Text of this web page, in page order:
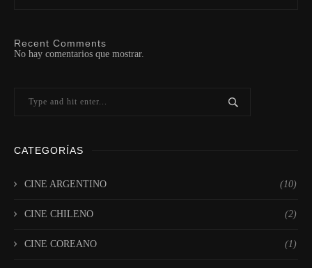
Recent Comments
No hay comentarios que mostrar.
CATEGORÍAS
CINE ARGENTINO (10)
CINE CHILENO (2)
CINE COREANO (1)